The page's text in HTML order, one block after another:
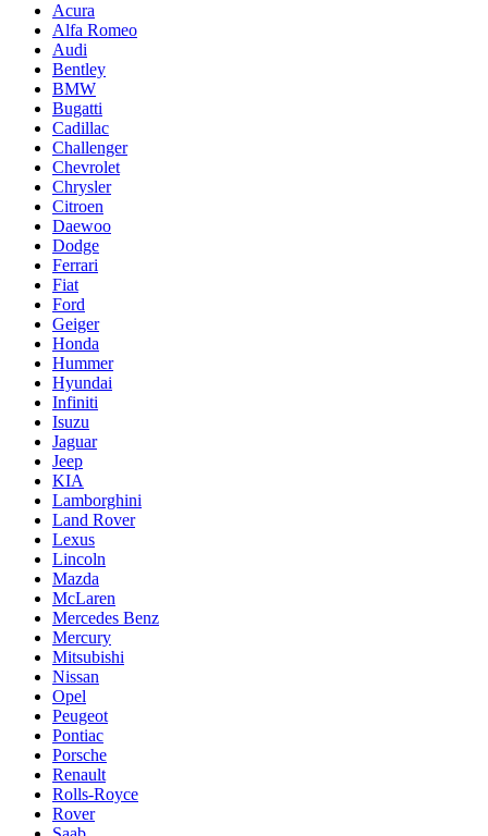
Acura
Alfa Romeo
Audi
Bentley
BMW
Bugatti
Cadillac
Challenger
Chevrolet
Chrysler
Citroen
Daewoo
Dodge
Ferrari
Fiat
Ford
Geiger
Honda
Hummer
Hyundai
Infiniti
Isuzu
Jaguar
Jeep
KIA
Lamborghini
Land Rover
Lexus
Lincoln
Mazda
McLaren
Mercedes Benz
Mercury
Mitsubishi
Nissan
Opel
Peugeot
Pontiac
Porsche
Renault
Rolls-Royce
Rover